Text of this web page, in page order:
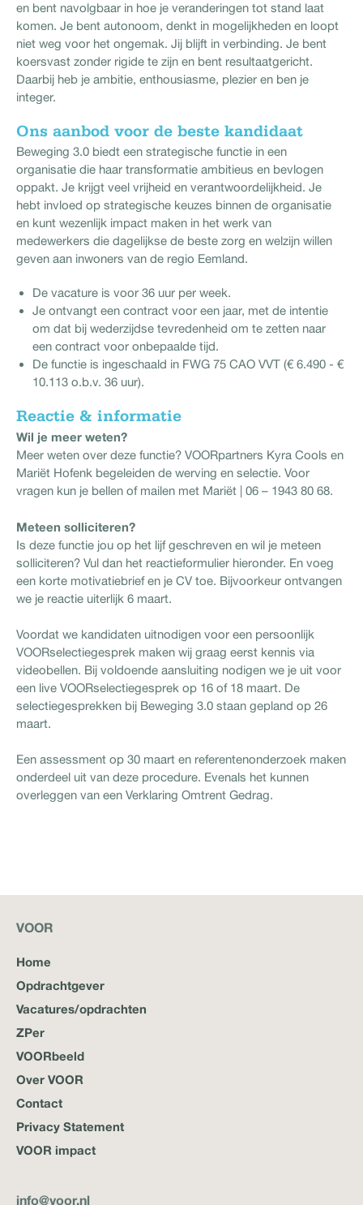
en bent navolgbaar in hoe je veranderingen tot stand laat
komen. Je bent autonoom, denkt in mogelijkheden en loopt
niet weg voor het ongemak. Jij blijft in verbinding. Je bent
koersvast zonder rigide te zijn en bent resultaatgericht.
Daarbij heb je ambitie, enthousiasme, plezier en ben je
integer.
Ons aanbod voor de beste kandidaat
Beweging 3.0 biedt een strategische functie in een
organisatie die haar transformatie ambitieus en bevlogen
oppakt. Je krijgt veel vrijheid en verantwoordelijkheid. Je
hebt invloed op strategische keuzes binnen de organisatie
en kunt wezenlijk impact maken in het werk van
medewerkers die dagelijkse de beste zorg en welzijn willen
geven aan inwoners van de regio Eemland.
De vacature is voor 36 uur per week.
Je ontvangt een contract voor een jaar, met de intentie
om dat bij wederzijdse tevredenheid om te zetten naar
een contract voor onbepaalde tijd.
De functie is ingeschaald in FWG 75 CAO VVT (€ 6.490 - €
10.113 o.b.v. 36 uur).
Reactie & informatie
Wil je meer weten?
Meer weten over deze functie? VOORpartners Kyra Cools en
Mariët Hofenk begeleiden de werving en selectie. Voor
vragen kun je bellen of mailen met Mariët | 06 – 1943 80 68.
Meteen solliciteren?
Is deze functie jou op het lijf geschreven en wil je meteen
solliciteren? Vul dan het reactieformulier hieronder. En voeg
een korte motivatiebrief en je CV toe. Bijvoorkeur ontvangen
we je reactie uiterlijk 6 maart.
Voordat we kandidaten uitnodigen voor een persoonlijk
VOORselectiegesprek maken wij graag eerst kennis via
videobellen. Bij voldoende aansluiting nodigen we je uit voor
een live VOORselectiegesprek op 16 of 18 maart. De
selectiegesprekken bij Beweging 3.0 staan gepland op 26
maart.
Een assessment op 30 maart en referentenonderzoek maken
onderdeel uit van deze procedure. Evenals het kunnen
overleggen van een Verklaring Omtrent Gedrag.
VOOR
Home
Opdrachtgever
Vacatures/opdrachten
ZPer
VOORbeeld
Over VOOR
Contact
Privacy Statement
VOOR impact
info@voor.nl